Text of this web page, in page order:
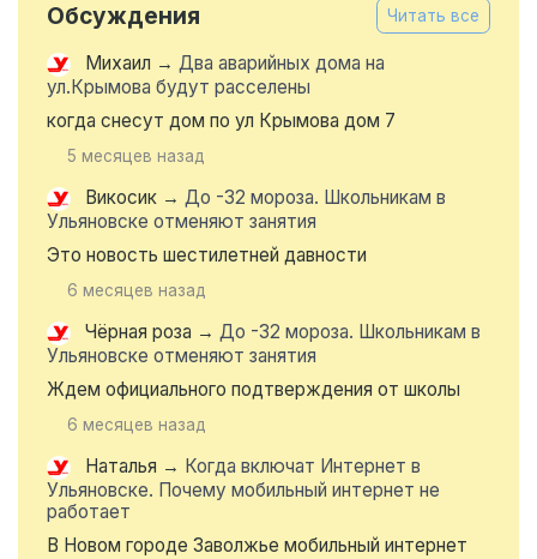
Обсуждения Читать все
Михаил → Два аварийных дома на
ул.Крымова будут расселены
когда снесут дом по ул Крымова дом 7
5 месяцев назад
Викосик → До -32 мороза. Школьникам в
Ульяновске отменяют занятия
Это новость шестилетней давности
6 месяцев назад
Чёрная роза → До -32 мороза. Школьникам в
Ульяновске отменяют занятия
Ждем официального подтверждения от школы
6 месяцев назад
Наталья → Когда включат Интернет в
Ульяновске. Почему мобильный интернет не
работает
В Новом городе Заволжье мобильный интернет